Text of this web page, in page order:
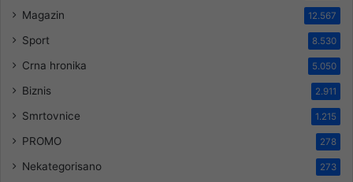
Magazin 12.567
Sport 8.530
Crna hronika 5.050
Biznis 2.911
Smrtovnice 1.215
PROMO 278
Nekategorisano 273